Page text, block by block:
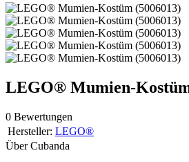
LEGO® Mumien-
0 Bewertungen
Hersteller: LEGO®
Über Cubanda